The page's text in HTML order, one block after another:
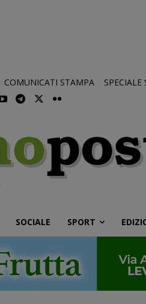
COMUNICATI STAMPA SPECIALE
SOCIALE SPORT